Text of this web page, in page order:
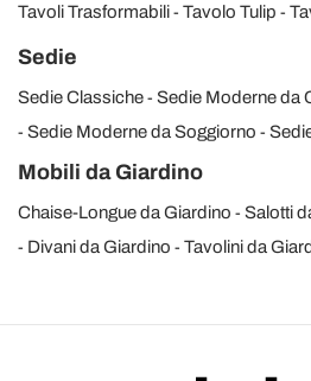
Tavoli Trasformabili
Tavolo Tulip
Sedie
Sedie Classiche
Sedie Moderne da
Sedie Moderne da Soggiorno
Mobili da Giardino
Chaise-Longue da Giardino
Salotti
Divani da Giardino
Tavolini da